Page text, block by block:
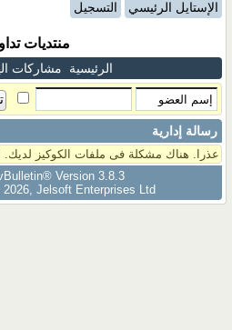
الإستايل الرئيسي التسجيل
منتديات
الرئيسية مشاركات
رسالة إدارية
عذرا. هناك مشكلة فى ملفات الكوكيز لديك.
Version 3.8.3
Jelsoft Enterprises Ltd.